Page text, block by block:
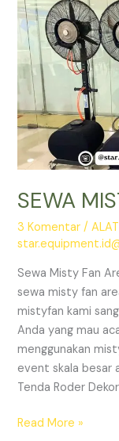
ACARA
KEMERDEKAAN
SEWA
3 Komentar /
Sewa Misty Fan
sewa misty fan
mistyfan kami
Anda yang mau
menggunakan
event skala besar
Tenda Roder
SEWA
Read More »